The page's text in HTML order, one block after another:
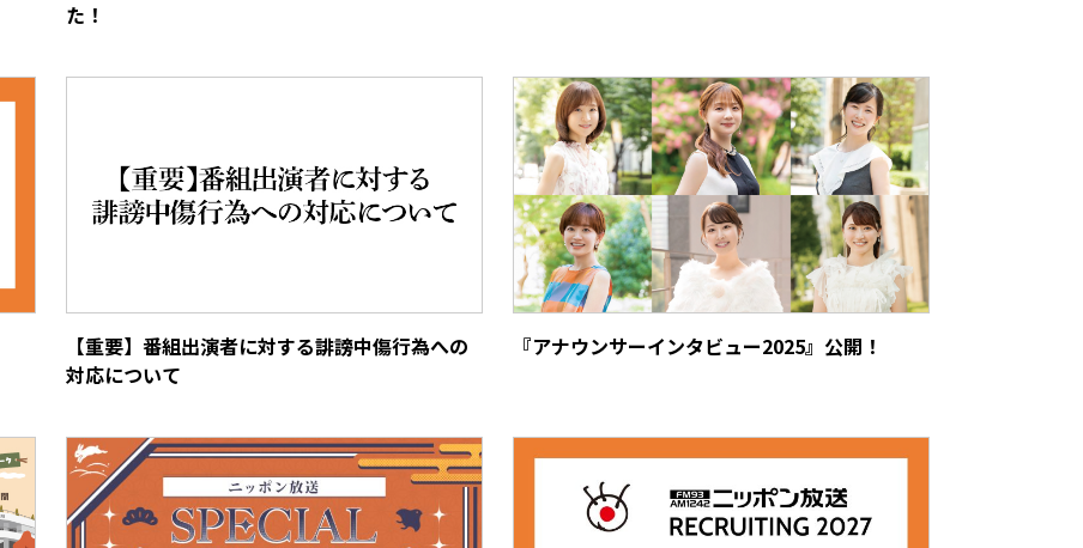
た！
【重要】番組出演者に対する誹謗中傷行為への
対応について
『アナウンサーインタビュー2025』公開！